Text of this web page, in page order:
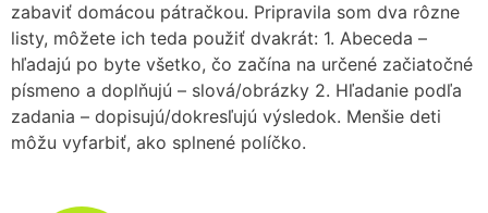
zabaviť domácou pátračkou. Pripravila som dva rôzne
listy, môžete ich teda použiť dvakrát: 1. Abeceda –
hľadajú po byte všetko, čo začína na určené začiatočné
písmeno a doplňujú – slová/obrázky 2. Hľadanie podľa
zadania – dopisujú/dokresľujú výsledok. Menšie deti
môžu vyfarbiť, ako splnené políčko.